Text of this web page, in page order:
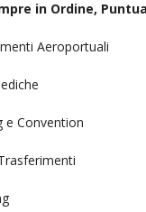
in Ordine,
Aeroportuali
e Convention